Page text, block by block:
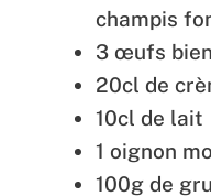
champis
3 œufs
20cl de
10cl de lait
1 oignon
100g de